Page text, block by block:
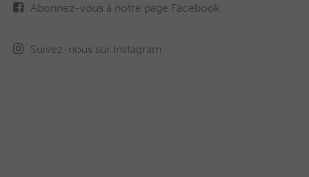
Abonnez-vous à notre page Facebook
Suivez-nous sur Instagram